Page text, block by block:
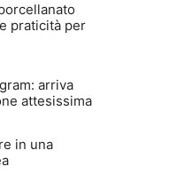
praticità per
arriva
attesissima
in una